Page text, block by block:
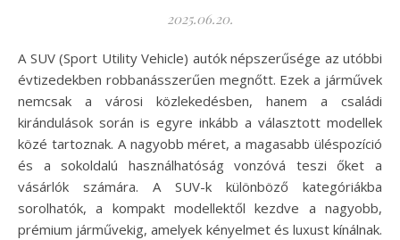
2025.06.20.
A SUV (Sport Utility Vehicle) autók népszerűsége az utóbbi
évtizedekben robbanásszerűen megnőtt. Ezek a járművek
nemcsak a városi közlekedésben, hanem a családi
kirándulások során is egyre inkább a választott modellek
közé tartoznak. A nagyobb méret, a magasabb üléspozíció
és a sokoldalú használhatóság vonzóvá teszi őket a
vásárlók számára. A SUV-k különböző kategóriákba
sorolhatók, a kompakt modellektől kezdve a nagyobb,
prémium járművekig, amelyek kényelmet és luxust kínálnak.